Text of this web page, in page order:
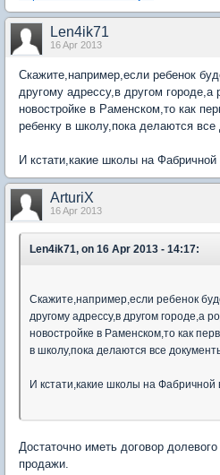
Len4ik71
16 Apr 2013
Скажите,например,если ребенок
другому адрессу,в другом городе,а
новостройке в Раменском,то как
ребенку в школу,пока делаются все
И кстати,какие школы на Фабричной
ArturiX
16 Apr 2013
Len4ik71, on 16 Apr 2013 - 14:17:
Скажите,например,если ребенок
другому адрессу,в другом городе,а
новостройке в Раменском,то как
в школу,пока делаются все
И кстати,какие школы на Фабричной
Достаточно иметь договор
продажи.